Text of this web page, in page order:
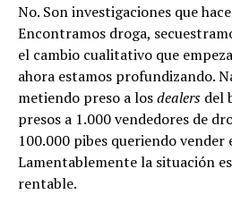
No. Son investigaciones que
Encontramos droga,
el cambio cualitativo que
ahora estamos profundizando.
metiendo preso a losdealers del
presos a 1.000 vendedores de
100.000 pibes queriendo vender
Lamentablemente la situación
rentable.